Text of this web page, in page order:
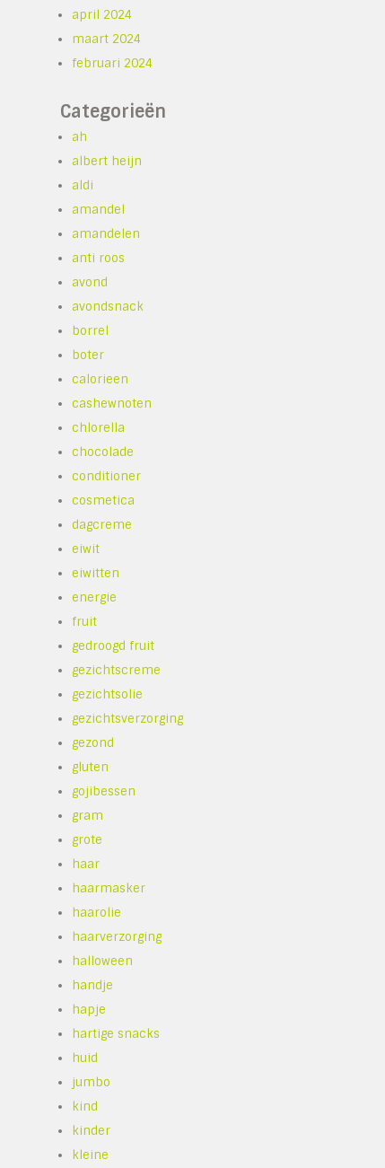
april 2024
maart 2024
februari 2024
Categorieën
ah
albert heijn
aldi
amandel
amandelen
anti roos
avond
avondsnack
borrel
boter
calorieen
cashewnoten
chlorella
chocolade
conditioner
cosmetica
dagcreme
eiwit
eiwitten
energie
fruit
gedroogd fruit
gezichtscreme
gezichtsolie
gezichtsverzorging
gezond
gluten
gojibessen
gram
grote
haar
haarmasker
haarolie
haarverzorging
halloween
handje
hapje
hartige snacks
huid
jumbo
kind
kinder
kleine